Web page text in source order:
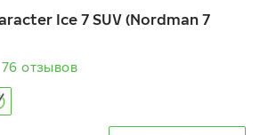
Ice 7 SUV (Nordman 7
76 отзывов